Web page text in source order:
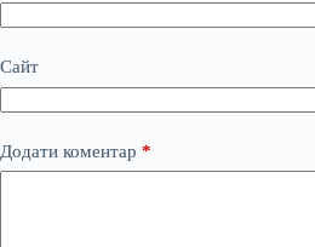
Сайт
Додати коментар *